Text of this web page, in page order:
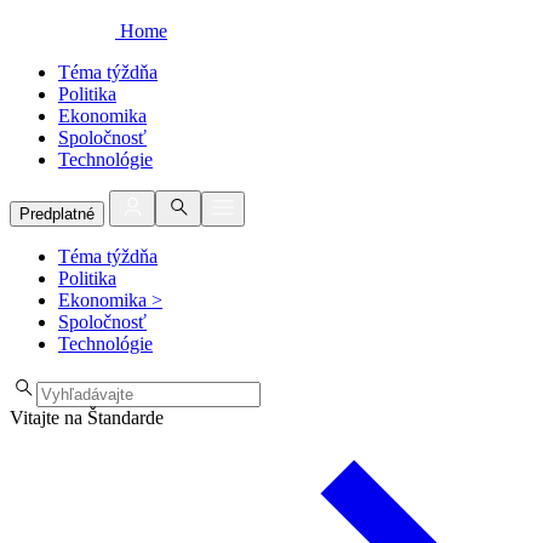
Home
Téma týždňa
Politika
Ekonomika
Spoločnosť
Technológie
Predplatné
Téma týždňa
Politika
Ekonomika >
Spoločnosť
Technológie
Vitajte na Štandarde